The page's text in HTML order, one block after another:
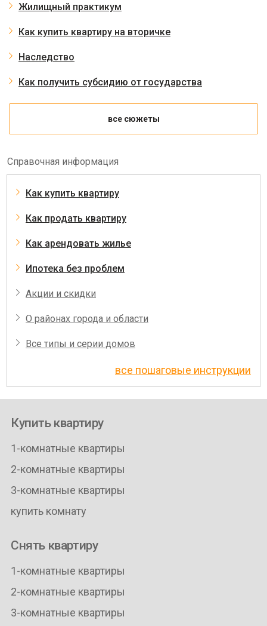
Жилищный практикум
Как купить квартиру на вторичке
Наследство
Как получить субсидию от государства
все сюжеты
Справочная информация
Как купить квартиру
Как продать квартиру
Как арендовать жилье
Ипотека без проблем
Акции и скидки
О районах города и области
Все типы и серии домов
все пошаговые инструкции
Купить квартиру
1-комнатные квартиры
2-комнатные квартиры
3-комнатные квартиры
купить комнату
Снять квартиру
1-комнатные квартиры
2-комнатные квартиры
3-комнатные квартиры